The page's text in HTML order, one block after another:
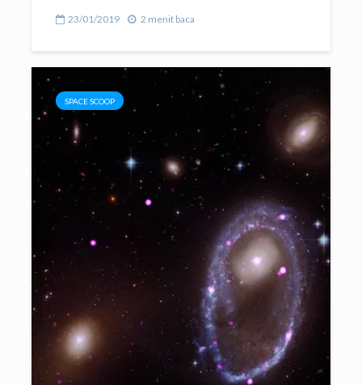
23/01/2019 2 menit baca
SPACE SCOOP